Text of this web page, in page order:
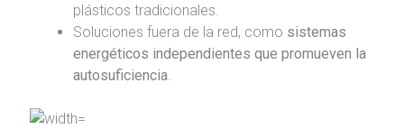
plásticos tradicionales.
Soluciones fuera de la red, como sistemas
energéticos independientes que promueven la
autosuficiencia